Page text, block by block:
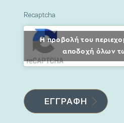
Recaptcha
Η προβολή του
αποδοχή όλων